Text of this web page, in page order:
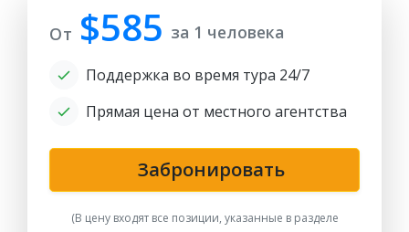
рекомендуем всем гостям раннее бронирование.
гостиничные услуги, повышение цен на авиа и
колебаниях обменного курса могут повлиять на
- Стандартный заезд в гостиницу 14.00, выезд
От $585 за 1 человека
Поддержка во время тура 24/7
Прямая цена от местного агентства
Забронировать
(В цену входят все позиции, указанные в разделе